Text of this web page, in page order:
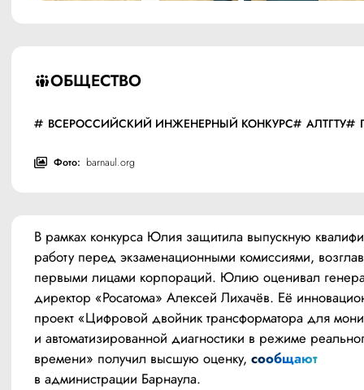
ОБЩЕСТВО
ВСЕРОССИЙСКИЙ ИНЖЕНЕРНЫЙ КОНКУРС АЛТГТУ
Фото: barnaul.org
В рамках конкурса Юлия защитила выпускную
работу перед экзаменационными комиссиями,
первыми лицами корпораций. Юлию оценивал
директор «Росатома» Алексей Лихачёв. Её
проект «Цифровой двойник трансформатора для
и автоматизированной диагностики в режиме
времени» получил высшую оценку, сообщают
в администрации Барнаула.